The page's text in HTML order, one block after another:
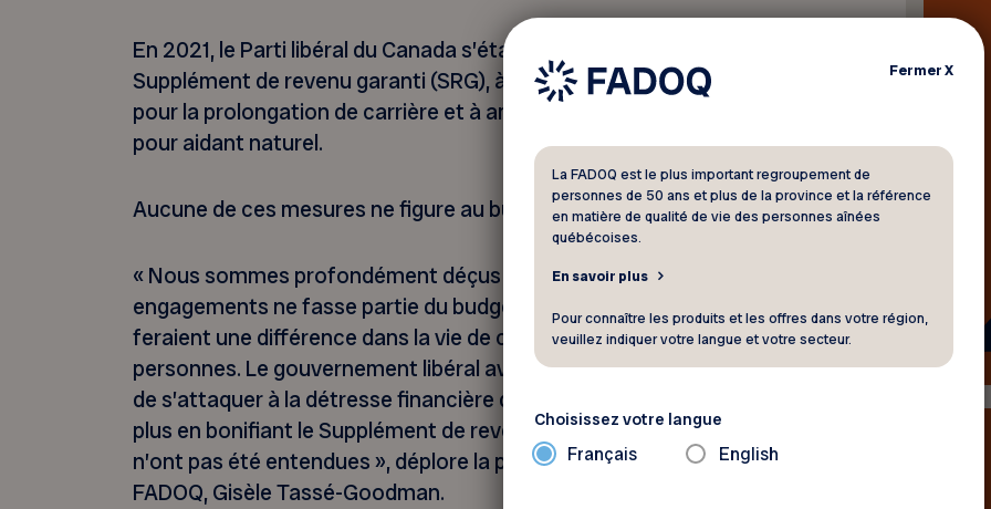
En 2021, le Parti libéral du Canada s’était engagé à bonifier le
Supplément de revenu garanti (SRG), à créer un crédit d’impôt
pour la prolongation de carrière et à améliorer le crédit d’impôt
pour aidant naturel.
Aucune de ces mesures ne figure au budget fédéral dévoilé mardi.
« Nous sommes profondément déçus qu’aucun de ces
engagements ne fasse partie du budget. Il s’agit de mesures qui
feraient une différence dans la vie de centaines de milliers de
personnes. Le gouvernement libéral avait entre autres l’occasion
de s’attaquer à la détresse financière des personnes de 65 ans et
plus en bonifiant le Supplément de revenu garanti. Ces personnes
n’ont pas été entendues », déplore la présidente du Réseau
FADOQ, Gisèle Tassé-Goodman.
FermerX
La FADOQ est le plus important regroupement de
personnes de 50 ans et plus de la province et la référence
en matière de qualité de vie des personnes aînées
québécoises.
En savoir plus
Pour connaître les produits et les offres dans votre région,
veuillez indiquer votre langue et votre secteur.
Choisissez votre langue
Français English